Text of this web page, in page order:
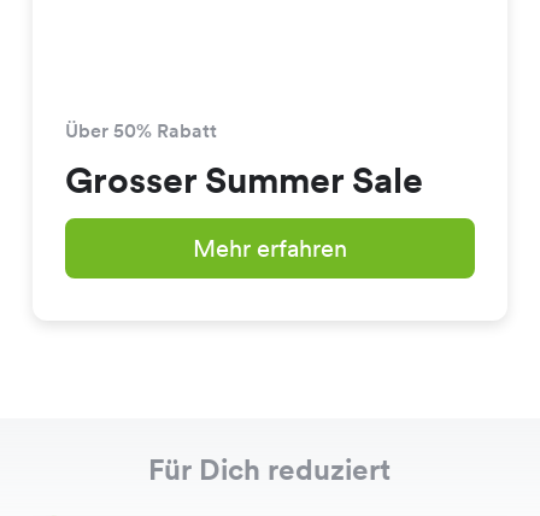
Über 50% Rabatt
Grosser Summer Sale
Mehr erfahren
Für Dich reduziert